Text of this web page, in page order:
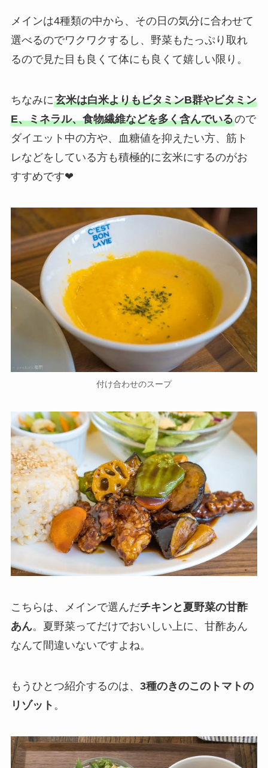
メインは4種類の中から、その日の気分に合わせて
選べるのでワクワクするし、野菜もたっぷり取れ
るので見た目も良くて体にも良くて嬉しい限り。
ちなみに玄米は白米よりもビタミンB群やビタミン
E、ミネラル、食物繊維などを多く含んでいるので
ダイエット中の方や、血糖値を抑えたい方、筋ト
レなどをしている方も積極的に玄米にするのがお
すすめです❤︎
付け合わせのスープ
こちらは、メインで選んだチキンと夏野菜の甘酢
あん。夏野菜ってだけでおいしい上に、甘酢あん
なんて間違いないですよね。
もうひとつ紹介するのは、 3種のきのこのトマトの
リゾット 。